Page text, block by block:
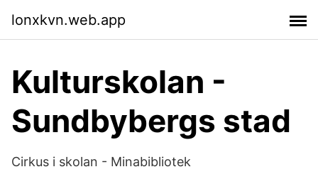
lonxkvn.web.app
Kulturskolan -
Sundbybergs stad
Cirkus i skolan - Minabibliotek